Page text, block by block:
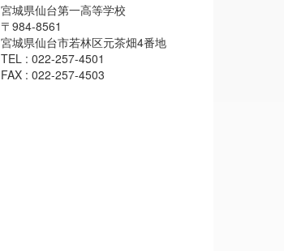
宮城県仙台第一高等学校
〒984-8561
宮城県仙台市若林区元茶畑4番地
TEL : 022-257-4501
FAX : 022-257-4503